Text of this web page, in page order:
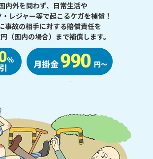
内外を問わず、日常生活や
レジャー等で起こるケガを補償！
事故の相手に対する賠償責任を
（国内の場合）まで補償します。